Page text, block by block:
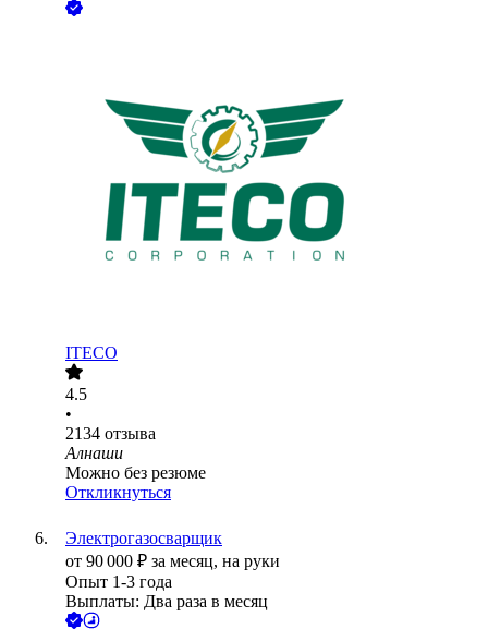
ITECO
4.5
•
2134 отзыва
Алнаши
Можно без резюме
Откликнуться
Электрогазосварщик
от 90 000 ₽ за месяц, на руки
Опыт 1-3 года
Выплаты: Два раза в месяц